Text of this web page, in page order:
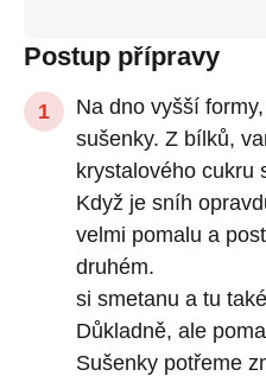
Postup přípravy
Na dno vyšší
sušenky. Z bílků,
krystalového cukru
Když je sníh
velmi pomalu a
druhém.
si smetanu a tu
Důkladně, ale
Sušenky potřeme